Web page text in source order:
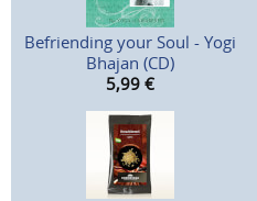
Befriending your Soul - Yogi
Bhajan (CD)
5,99 €